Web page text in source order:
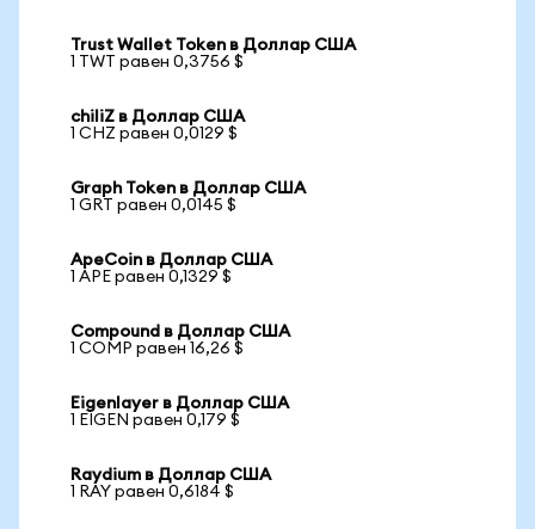
Trust Wallet Token в Доллар США
1 TWT равен 0,3756 $
chiliZ в Доллар США
1 CHZ равен 0,0129 $
Graph Token в Доллар США
1 GRT равен 0,0145 $
ApeCoin в Доллар США
1 APE равен 0,1329 $
Compound в Доллар США
1 COMP равен 16,26 $
Eigenlayer в Доллар США
1 EIGEN равен 0,179 $
Raydium в Доллар США
1 RAY равен 0,6184 $